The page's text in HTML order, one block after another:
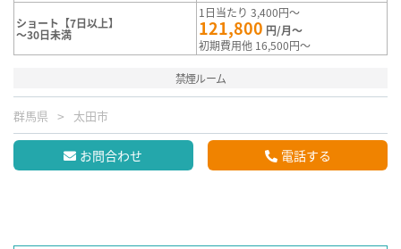
ショート【7日以上】
～30日未満
1日当たり 3,400円～
121,800 円/月～
初期費用他 16,500円～
禁煙ルーム
群馬県 太田市
お問合わせ 電話する